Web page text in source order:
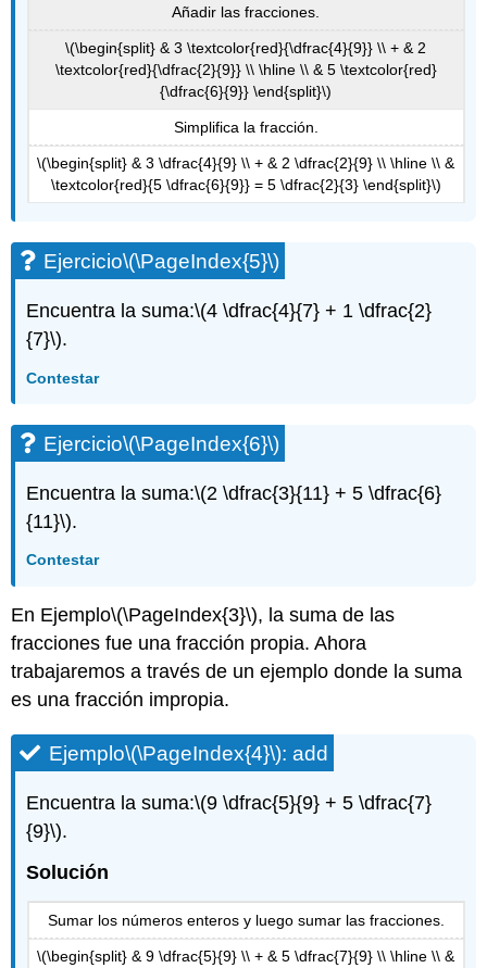
Añadir las fracciones.
\(\begin{split} & 3 \textcolor{red}{\dfrac{4}{9}} \\ + & 2
\textcolor{red}{\dfrac{2}{9}} \\ \hline \\ & 5 \textcolor{red}
{\dfrac{6}{9}} \end{split}\)
Simplifica la fracción.
\(\begin{split} & 3 \dfrac{4}{9} \\ + & 2 \dfrac{2}{9} \\ \hline \\ &
\textcolor{red}{5 \dfrac{6}{9}} = 5 \dfrac{2}{3} \end{split}\)
Ejercicio\(\PageIndex{5}\)
Encuentra la suma:\(4 \dfrac{4}{7} + 1 \dfrac{2}
{7}\).
Contestar
Ejercicio\(\PageIndex{6}\)
Encuentra la suma:\(2 \dfrac{3}{11} + 5 \dfrac{6}
{11}\).
Contestar
En Ejemplo\(\PageIndex{3}\), la suma de las
fracciones fue una fracción propia. Ahora
trabajaremos a través de un ejemplo donde la suma
es una fracción impropia.
Ejemplo\(\PageIndex{4}\): add
Encuentra la suma:\(9 \dfrac{5}{9} + 5 \dfrac{7}
{9}\).
Solución
Sumar los números enteros y luego sumar las fracciones.
\(\begin{split} & 9 \dfrac{5}{9} \\ + & 5 \dfrac{7}{9} \\ \hline \\ &